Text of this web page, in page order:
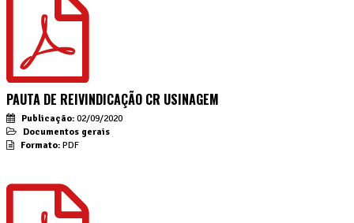
PAUTA DE REIVINDICAÇÃO CR USINAGEM
Publicação: 02/09/2020
Documentos gerais
Formato: PDF